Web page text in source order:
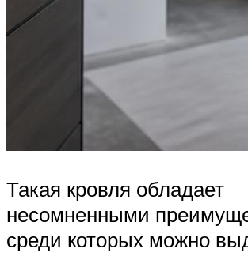
Такая кровля обладает
несомненными
среди которых можно